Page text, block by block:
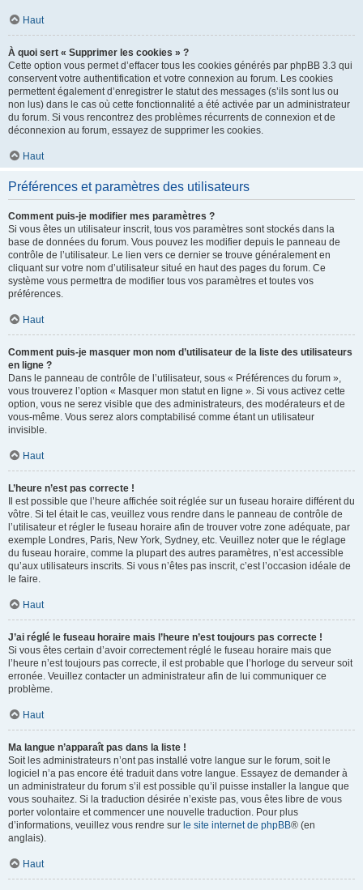
Haut
À quoi sert « Supprimer les cookies » ?
Cette option vous permet d’effacer tous les cookies générés par phpBB 3.3 qui
conservent votre authentification et votre connexion au forum. Les cookies
permettent également d’enregistrer le statut des messages (s’ils sont lus ou
non lus) dans le cas où cette fonctionnalité a été activée par un administrateur
du forum. Si vous rencontrez des problèmes récurrents de connexion et de
déconnexion au forum, essayez de supprimer les cookies.
Haut
Préférences et paramètres des utilisateurs
Comment puis-je modifier mes paramètres ?
Si vous êtes un utilisateur inscrit, tous vos paramètres sont stockés dans la
base de données du forum. Vous pouvez les modifier depuis le panneau de
contrôle de l’utilisateur. Le lien vers ce dernier se trouve généralement en
cliquant sur votre nom d’utilisateur situé en haut des pages du forum. Ce
système vous permettra de modifier tous vos paramètres et toutes vos
préférences.
Haut
Comment puis-je masquer mon nom d’utilisateur de la liste des utilisateurs
en ligne ?
Dans le panneau de contrôle de l’utilisateur, sous « Préférences du forum »,
vous trouverez l’option « Masquer mon statut en ligne ». Si vous activez cette
option, vous ne serez visible que des administrateurs, des modérateurs et de
vous-même. Vous serez alors comptabilisé comme étant un utilisateur
invisible.
Haut
L’heure n’est pas correcte !
Il est possible que l’heure affichée soit réglée sur un fuseau horaire différent du
vôtre. Si tel était le cas, veuillez vous rendre dans le panneau de contrôle de
l’utilisateur et régler le fuseau horaire afin de trouver votre zone adéquate, par
exemple Londres, Paris, New York, Sydney, etc. Veuillez noter que le réglage
du fuseau horaire, comme la plupart des autres paramètres, n’est accessible
qu’aux utilisateurs inscrits. Si vous n’êtes pas inscrit, c’est l’occasion idéale de
le faire.
Haut
J’ai réglé le fuseau horaire mais l’heure n’est toujours pas correcte !
Si vous êtes certain d’avoir correctement réglé le fuseau horaire mais que
l’heure n’est toujours pas correcte, il est probable que l’horloge du serveur soit
erronée. Veuillez contacter un administrateur afin de lui communiquer ce
problème.
Haut
Ma langue n’apparaît pas dans la liste !
Soit les administrateurs n’ont pas installé votre langue sur le forum, soit le
logiciel n’a pas encore été traduit dans votre langue. Essayez de demander à
un administrateur du forum s’il est possible qu’il puisse installer la langue que
vous souhaitez. Si la traduction désirée n’existe pas, vous êtes libre de vous
porter volontaire et commencer une nouvelle traduction. Pour plus
d’informations, veuillez vous rendre sur le site internet de phpBB® (en
anglais).
Haut